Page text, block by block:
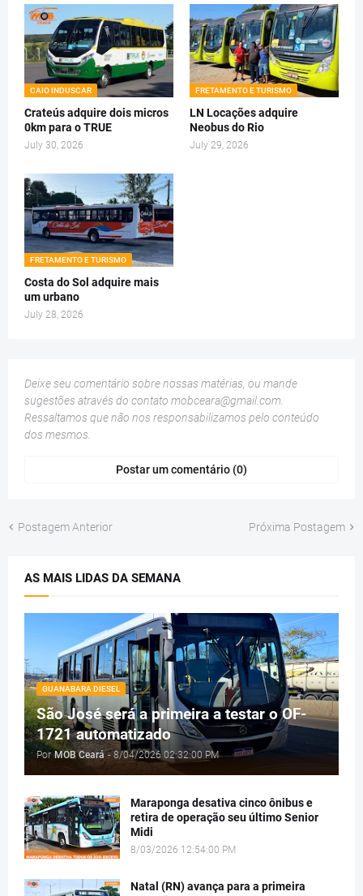
CAIO INDUSCAR
Crateús adquire dois micros
0km para o TRUE
July 30, 2026
FRETAMENTO E TURISMO
LN Locações adquire
Neobus do Rio
July 29, 2026
FRETAMENTO E TURISMO
Costa do Sol adquire mais
um urbano
July 28, 2026
Deixe seu comentário sobre nossas matérias, ou mande
sugestões através do contato mobceara@gmail.com
Ressaltamos que não nos responsabilizamos pelo conteúdo
dos mesmos.
Postar um comentário (0)
Postagem Anterior Próxima Postagem
AS MAIS LIDAS DA SEMANA
GUANABARA DIESEL
São José será a primeira a testar o OF-
1721 automatizado
Por MOB Ceará - 8/04/2026 02:32:00 PM
Maraponga desativa cinco ônibus e
retira de operação seu último Senior
Midi
8/03/2026 12:54:00 PM
Natal (RN) avança para a primeira